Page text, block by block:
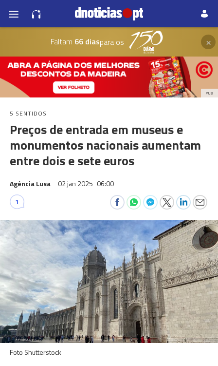
Faltam 66 diaspara os ×
PUB
5 SENTIDOS
Preços de entrada em museus e
monumentos nacionais aumentam
entre dois e sete euros
Agência Lusa 02 jan 2025 06:00
1
Foto Shutterstock